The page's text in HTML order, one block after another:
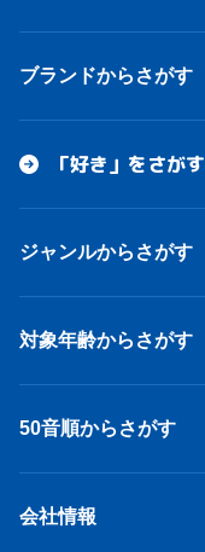
ブランドからさがす
「好き」をさがす
ジャンルからさがす
対象年齢からさがす
50音順からさがす
会社情報